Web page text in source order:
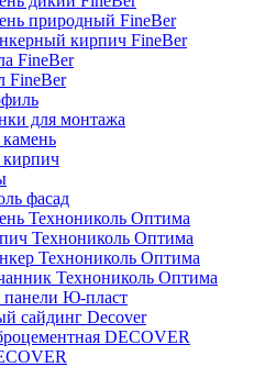
природный FineBer
кирпич FineBer
FineBer
FineBer
для монтажа
фасад
Технониколь Оптима
Технониколь Оптима
Технониколь Оптима
Технониколь Оптима
Ю-пласт
сайдинг Decover
DECOVER